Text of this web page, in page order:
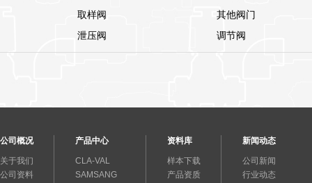
取样阀
其他阀门
泄压阀
调节阀
公司概况
关于我们
公司资料
产品中心
CLA-VAL
SAMSANG
资料库
样本下载
产品资质
新闻动态
公司新闻
行业动态